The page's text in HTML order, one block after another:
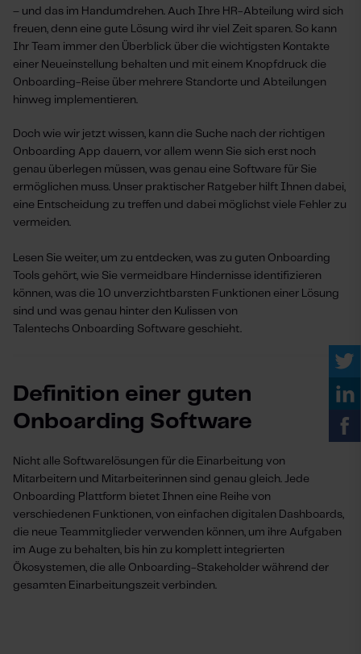
– und das im Handumdrehen. Auch Ihre HR-Abteilung wird sich
freuen, denn eine gute Lösung wird ihr viel Zeit sparen. So kann
Ihr Team immer den Überblick über die wichtigsten Kontakte
einer Neueinstellung behalten und mit einem Knopfdruck die
Onboarding-Reise über mehrere Standorte und Abteilungen
hinweg implementieren.
Doch wie wir jetzt wissen, kann die Suche nach der richtigen
Onboarding App dauern, vor allem wenn Sie sich erst noch
genau überlegen müssen, was genau eine Software für Sie
ermöglichen muss. Unser praktischer Ratgeber hilft Ihnen dabei,
eine Entscheidung zu treffen und dabei möglichst viele Fehler zu
vermeiden.
Lesen Sie weiter, um zu entdecken, was zu guten Onboarding
Tools gehört, wie Sie vermeidbare Hindernisse identifizieren
können, was die 10 unverzichtbarsten Funktionen einer Lösung
sind und was genau hinter den Kulissen von
Talentechs Onboarding Software geschieht.
Definition einer guten
Onboarding Software
Nicht alle Softwarelösungen für die Einarbeitung von
Mitarbeitern und Mitarbeiterinnen sind genau gleich. Jede
Onboarding Plattform bietet Ihnen eine Reihe von
verschiedenen Funktionen, von einfachen digitalen Dashboards,
die neue Teammitglieder verwenden können, um ihre Aufgaben
im Auge zu behalten, bis hin zu komplett integrierten
Ökosystemen, die alle Onboarding-Stakeholder während der
gesamten Einarbeitungszeit verbinden.